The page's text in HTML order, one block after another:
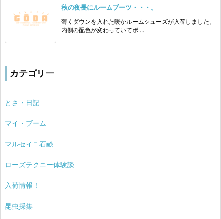
秋の夜長にルームブーツ・・・。
薄くダウンを入れた暖かルームシューズが入荷しました。
内側の配色が変わっていてポ ...
カテゴリー
とさ・日記
マイ・ブーム
マルセイユ石鹸
ローズテクニー体験談
入荷情報！
昆虫採集